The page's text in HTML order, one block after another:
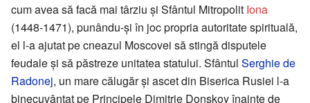
cum avea să facă mai târziu şi Sfântul Mitropolit Iona
(1448-1471), punându-şi în joc propria autoritate spirituală,
el l-a ajutat pe cneazul Moscovei să stingă disputele
feudale şi să păstreze unitatea statului. Sfântul Serghie de
Radonej, un mare călugăr şi ascet din Biserica Rusiei l-a
binecuvântat pe Principele Dimitrie Donskoy înainte de